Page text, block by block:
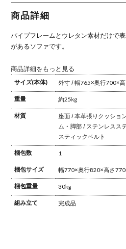
商品詳細
パイプフレームとウレタン素材だけで
があるソファです。
商品詳細をもっと見る
サイズ(本体)
外寸 / 幅765×奥行700×
重量 約25kg
材質 座面 / 本革張り クッショ
ム・脚部 / ステンレスス
スティックベルト
梱包数 1
梱包サイズ 幅770×奥行820×高さ
梱包重量 30kg
組み立て 完成品